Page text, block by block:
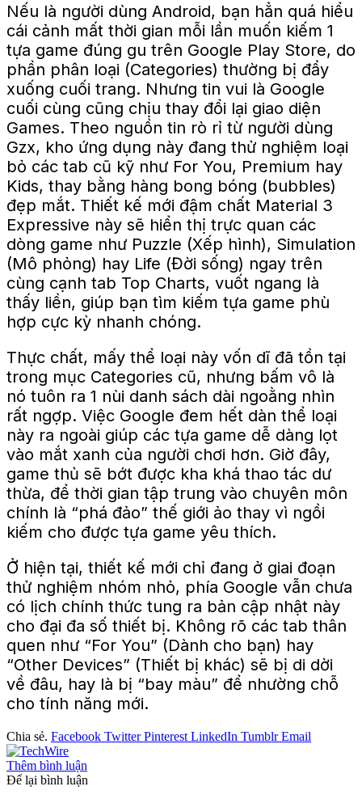
Nếu là người dùng Android, bạn hẳn quá hiểu
cái cảnh mất thời gian mỗi lần muốn kiếm 1
tựa game đúng gu trên Google Play Store, do
phần phân loại (Categories) thường bị đẩy
xuống cuối trang. Nhưng tin vui là Google
cuối cùng cũng chịu thay đổi lại giao diện
Games. Theo nguồn tin rò rỉ từ người dùng
Gzx, kho ứng dụng này đang thử nghiệm loại
bỏ các tab cũ kỹ như For You, Premium hay
Kids, thay bằng hàng bong bóng (bubbles)
đẹp mắt. Thiết kế mới đậm chất Material 3
Expressive này sẽ hiển thị trực quan các
dòng game như Puzzle (Xếp hình), Simulation
(Mô phỏng) hay Life (Đời sống) ngay trên
cùng cạnh tab Top Charts, vuốt ngang là
thấy liền, giúp bạn tìm kiếm tựa game phù
hợp cực kỳ nhanh chóng.
Thực chất, mấy thể loại này vốn dĩ đã tồn tại
trong mục Categories cũ, nhưng bấm vô là
nó tuôn ra 1 nùi danh sách dài ngoằng nhìn
rất ngợp. Việc Google đem hết dàn thể loại
này ra ngoài giúp các tựa game dễ dàng lọt
vào mắt xanh của người chơi hơn. Giờ đây,
game thủ sẽ bớt được kha khá thao tác dư
thừa, để thời gian tập trung vào chuyên môn
chính là “phá đảo” thế giới ảo thay vì ngồi
kiếm cho được tựa game yêu thích.
Ở hiện tại, thiết kế mới chỉ đang ở giai đoạn
thử nghiệm nhóm nhỏ, phía Google vẫn chưa
có lịch chính thức tung ra bản cập nhật này
cho đại đa số thiết bị. Không rõ các tab thân
quen như “For You” (Dành cho bạn) hay
“Other Devices” (Thiết bị khác) sẽ bị di dời
về đâu, hay là bị “bay màu” để nhường chỗ
cho tính năng mới.
Chia sẻ. Facebook Twitter Pinterest LinkedIn Tumblr Email
Thêm bình luận
Để lại bình luận